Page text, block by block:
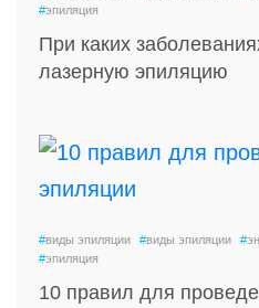
#эпиляция
При каких
лазерную эпиляцию
#виды эпиляции #виды эпиляции #
#эпиляция
10 правил для